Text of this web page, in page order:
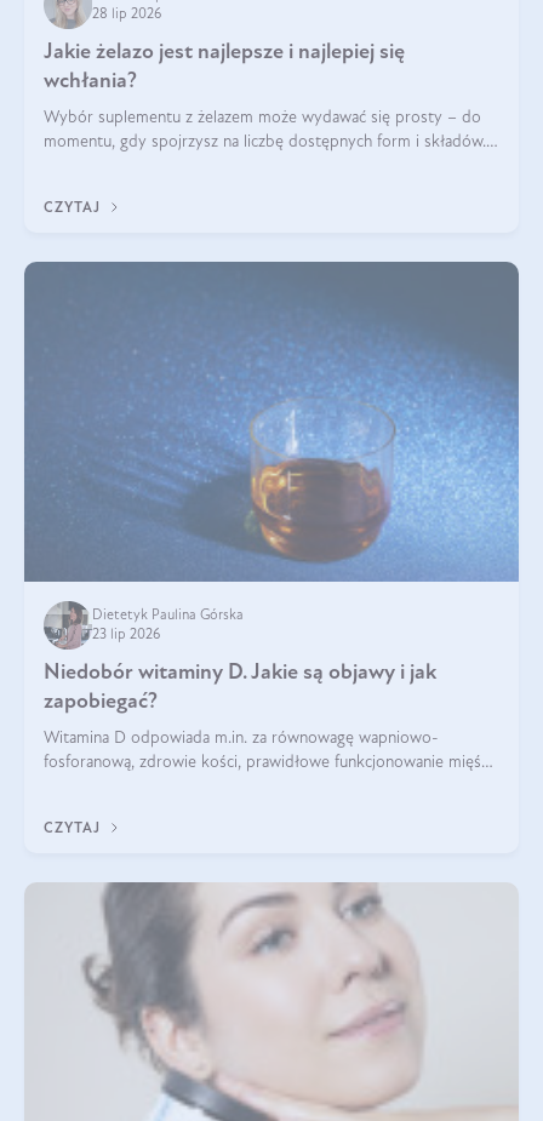
28 lip 2026
Jakie żelazo jest najlepsze i najlepiej się
wchłania?
Wybór suplementu z żelazem może wydawać się prosty – do
momentu, gdy spojrzysz na liczbę dostępnych form i składów.
zawierać suplement?
CZYTAJ
Dietetyk Paulina Górska
23 lip 2026
Niedobór witaminy D. Jakie są objawy i jak
zapobiegać?
Witamina D odpowiada m.in. za równowagę wapniowo-
fosforanową, zdrowie kości, prawidłowe funkcjonowanie mięśni
problemem.
CZYTAJ